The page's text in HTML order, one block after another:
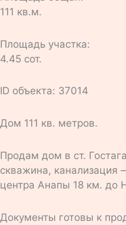
111 кв.м.
Площадь участка:
4.45 сот.
ID объекта: 37014
Дом 111 кв. метров.
Продам дом в ст.
скважина, канализация
центра Анапы 18 км. до
Документы готовы к